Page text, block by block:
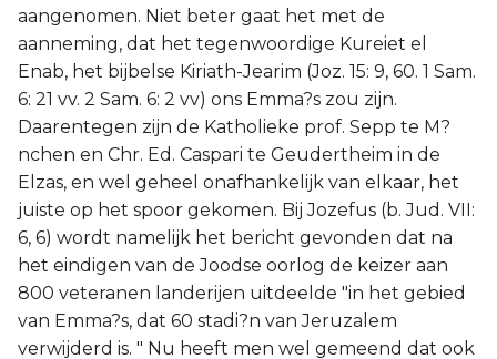
aangenomen. Niet beter gaat het met de
aanneming, dat het tegenwoordige Kureiet el
Enab, het bijbelse Kiriath-Jearim (Joz. 15: 9, 60. 1 Sam.
6: 21 vv. 2 Sam. 6: 2 vv) ons Emma?s zou zijn.
Daarentegen zijn de Katholieke prof. Sepp te M?
nchen en Chr. Ed. Caspari te Geudertheim in de
Elzas, en wel geheel onafhankelijk van elkaar, het
juiste op het spoor gekomen. Bij Jozefus (b. Jud. VII:
6, 6) wordt namelijk het bericht gevonden dat na
het eindigen van de Joodse oorlog de keizer aan
800 veteranen landerijen uitdeelde "in het gebied
van Emma?s, dat 60 stadi?n van Jeruzalem
verwijderd is. " Nu heeft men wel gemeend dat ook